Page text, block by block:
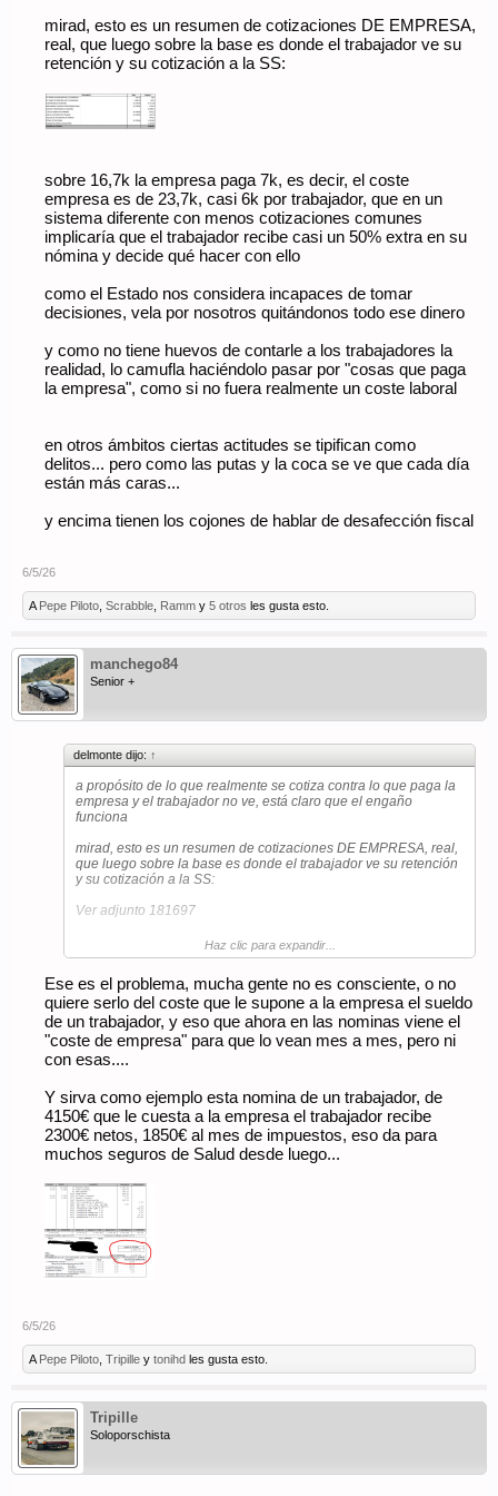
• En la privada o en centros punteros (como el Clinic o la Mayo),
te ve alguien que solo trata tu subtipo específico de linfoma.
• Siguiendo su analogía: El mecánico de Vic sabe de coches,
pero el de Julia en Barcelona sabe exactamente por qué ese
Social te obliga a quedarte con el que te toque por código
postal, a menos que el caso sea ya desesperado.
mirad, esto es un resumen de cotizaciones DE EMPRESA,
real, que luego sobre la base es donde el trabajador ve su
retención y su cotización a la SS:
sobre 16,7k la empresa paga 7k, es decir, el coste
empresa es de 23,7k, casi 6k por trabajador, que en un
sistema diferente con menos cotizaciones comunes
implicaría que el trabajador recibe casi un 50% extra en su
nómina y decide qué hacer con ello
como el Estado nos considera incapaces de tomar
decisiones, vela por nosotros quitándonos todo ese dinero
y como no tiene huevos de contarle a los trabajadores la
realidad, lo camufla haciéndolo pasar por "cosas que paga
la empresa", como si no fuera realmente un coste laboral
en otros ámbitos ciertas actitudes se tipifican como
delitos... pero como las putas y la coca se ve que cada día
están más caras...
y encima tienen los cojones de hablar de desafección fiscal
6/5/26
A Pepe Piloto Scrabble Ramm y 5 otros les gusta esto.
manchego84
Senior +
delmonte dijo: ↑
a propósito de lo que realmente se cotiza contra lo que paga la
empresa y el trabajador no ve, está claro que el engaño
funciona
mirad, esto es un resumen de cotizaciones DE EMPRESA, real,
que luego sobre la base es donde el trabajador ve su retención
y su cotización a la SS:
Ver adjunto 181697
sobre 16,7k la empresa paga 7k, es decir, el coste empresa es
con menos cotizaciones comunes implicaría que el trabajador
recibe casi un 50% extra en su nómina y decide qué hacer con
ello
como el Estado nos considera incapaces de tomar decisiones,
vela por nosotros quitándonos todo ese dinero
y como no tiene huevos de contarle a los trabajadores la
realidad, lo camufla haciéndolo pasar por "cosas que paga la
empresa", como si no fuera realmente un coste laboral
pero como las putas y la coca se ve que cada día están más
caras...
y encima tienen los cojones de hablar de desafección fiscal
Haz clic para expandir...
Ese es el problema, mucha gente no es consciente, o no
quiere serlo del coste que le supone a la empresa el sueldo
de un trabajador, y eso que ahora en las nominas viene el
"coste de empresa" para que lo vean mes a mes, pero ni
con esas....
Y sirva como ejemplo esta nomina de un trabajador, de
4150€ que le cuesta a la empresa el trabajador recibe
2300€ netos, 1850€ al mes de impuestos, eso da para
muchos seguros de Salud desde luego...
6/5/26
A Pepe Piloto Tripille y tonihd les gusta esto.
Tripille
Soloporschista